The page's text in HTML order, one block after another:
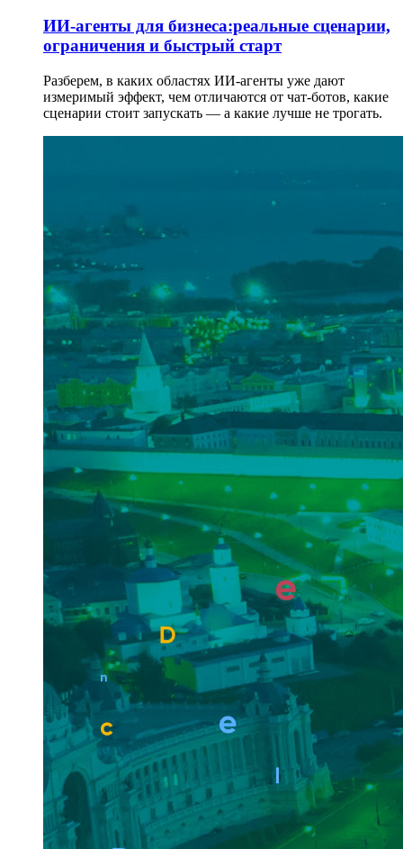
ИИ-агенты для бизнеса:реальные сценарии,
ограничения и быстрый старт
Разберем, в каких областях ИИ-агенты уже дают
измеримый эффект, чем отличаются от чат-ботов, какие
сценарии стоит запускать — а какие лучше не трогать.